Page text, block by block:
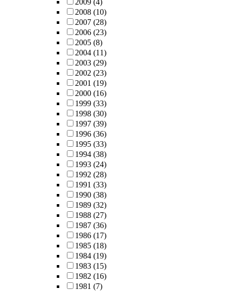
2009 (4)
2008 (10)
2007 (28)
2006 (23)
2005 (8)
2004 (11)
2003 (29)
2002 (23)
2001 (19)
2000 (16)
1999 (33)
1998 (30)
1997 (39)
1996 (36)
1995 (33)
1994 (38)
1993 (24)
1992 (28)
1991 (33)
1990 (38)
1989 (32)
1988 (27)
1987 (36)
1986 (17)
1985 (18)
1984 (19)
1983 (15)
1982 (16)
1981 (7)